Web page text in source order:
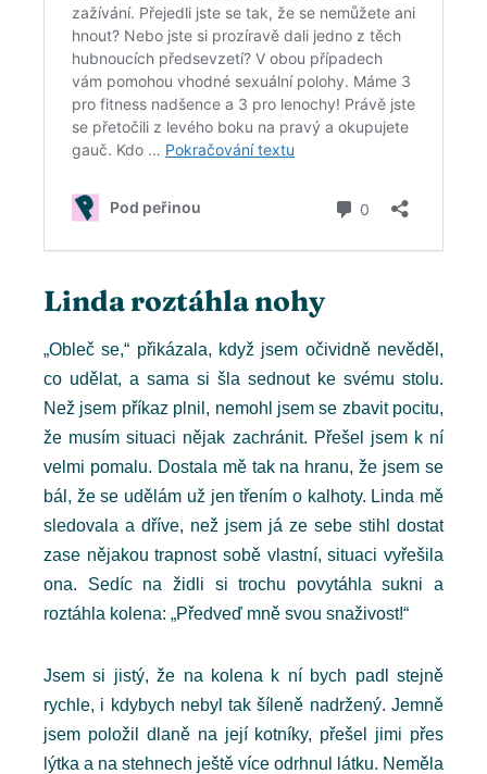
Linda roztáhla nohy
„Obleč se,“ přikázala, když jsem očividně nevěděl,
co udělat, a sama si šla sednout ke svému stolu.
Než jsem příkaz plnil, nemohl jsem se zbavit pocitu,
že musím situaci nějak zachránit. Přešel jsem k ní
velmi pomalu. Dostala mě tak na hranu, že jsem se
bál, že se udělám už jen třením o kalhoty. Linda mě
sledovala a dříve, než jsem já ze sebe stihl dostat
zase nějakou trapnost sobě vlastní, situaci vyřešila
ona. Sedíc na židli si trochu povytáhla sukni a
roztáhla kolena: „Předveď mně svou snaživost!“
Jsem si jistý, že na kolena k ní bych padl stejně
rychle, i kdybych nebyl tak šíleně nadržený. Jemně
jsem položil dlaně na její kotníky, přešel jimi přes
lýtka a na stehnech ještě více odrhnul látku. Neměla